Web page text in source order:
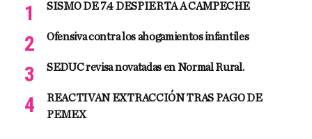
SISMO DE 7.4 DESPIERTA A CAMPECHE
Ofensiva contra los ahogamientos infantiles
SEDUC revisa novatadas en Normal Rural.
REACTIVAN EXTRACCIÓN TRAS PAGO DE
PEMEX